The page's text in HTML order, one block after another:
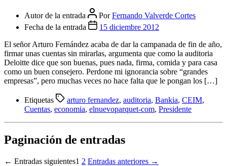
Autor de la entrada PorFernando Valverde Cortes
Fecha de la entrada
15 diciembre 2012
El señor Arturo Fernández acaba de dar la campanada de fin de año,
firmar unas cuentas sin mirarlas, argumenta que como la auditoria
Deloitte dice que son buenas, pues nada, firma, comida y para casa
como un buen consejero. Perdone mi ignorancia sobre “grandes
empresas”, pero muchas veces no hace falta que le pongan los […]
Etiquetas arturo fernandez, auditoria, Bankia, CEIM,
Cuentas, economia, elnuevoparquet-com, Presidente
Paginación de entradas
← Entradas siguientes1 2 Entradas anteriores →